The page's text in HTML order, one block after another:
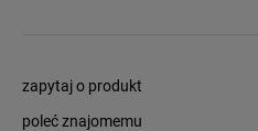
zapytaj o produkt
poleć znajomemu